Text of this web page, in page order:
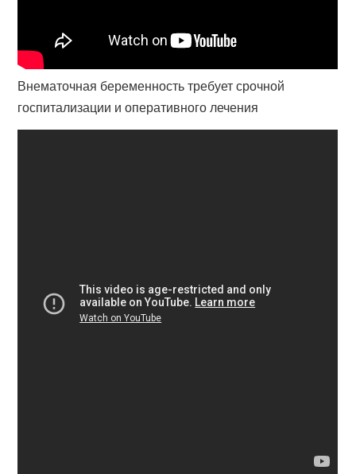
Внематочная беременность требует срочной
госпитализации и оперативного лечения